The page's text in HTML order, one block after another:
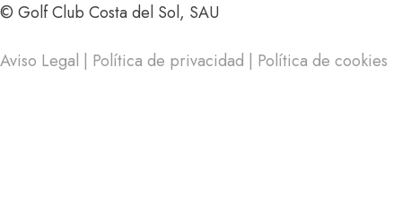
© Golf Club Costa del Sol, SAU
Aviso Legal | Política de privacidad | Política de cookies